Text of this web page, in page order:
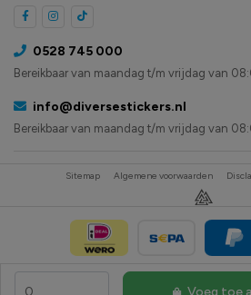
Voeg toe
0528 745 000
Bereikbaar van maandag t/m vrijdag van
info@diversestickers.nl
Bereikbaar van maandag t/m vrijdag van
Sitemap Algemene voorwaarden